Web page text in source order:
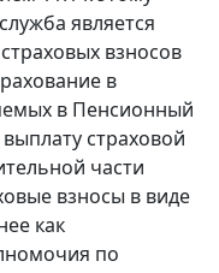
является
взносов
в
в Пенсионный
страховой
части
взносы в виде
как
по